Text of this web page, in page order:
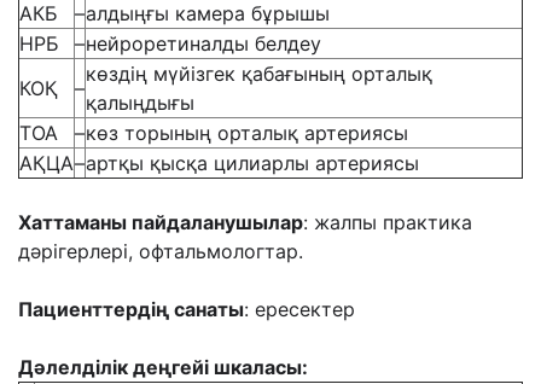
АКБ
–алдыңғы камера бұрышы
НРБ
–нейроретиналды белдеу
КОҚ
–
көздің мүйізгек қабағының орталық
қалыңдығы
ТОА
–көз торының орталық артериясы
АҚЦА–артқы қысқа цилиарлы артериясы
Хаттаманы пайдаланушылар: жалпы практика
дәрігерлері, офтальмологтар.
Пациенттердің санаты: ересектер
Дәлелділік деңгейі шкаласы: